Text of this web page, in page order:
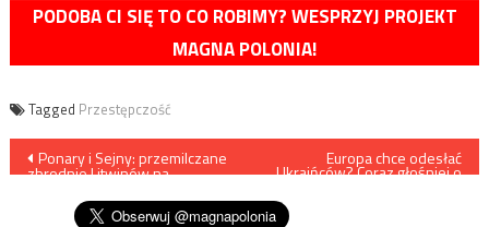
PODOBA CI SIĘ TO CO ROBIMY? WESPRZYJ PROJEKT
MAGNA POLONIA!
Tagged Przestępczość
Nawigacja
wpisu
Ponary i Sejny: przemilczane
zbrodnie Litwinów na
Europa chce odesłać
Ukraińców? Coraz głośniej o